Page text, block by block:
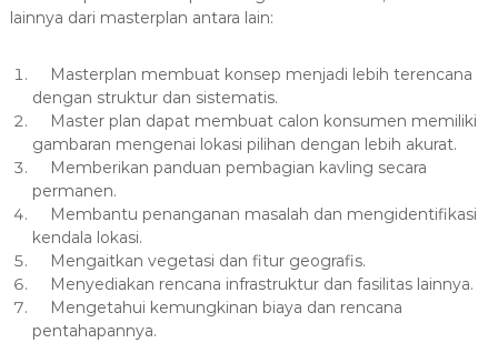
lainnya dari masterplan antara lain:
Masterplan membuat konsep menjadi lebih terencana
dengan struktur dan sistematis.
Master plan dapat membuat calon konsumen memiliki
gambaran mengenai lokasi pilihan dengan lebih akurat.
Memberikan panduan pembagian kavling secara
permanen.
Membantu penanganan masalah dan mengidentifikasi
kendala lokasi.
Mengaitkan vegetasi dan fitur geografis.
Menyediakan rencana infrastruktur dan fasilitas lainnya.
Mengetahui kemungkinan biaya dan rencana
pentahapannya.